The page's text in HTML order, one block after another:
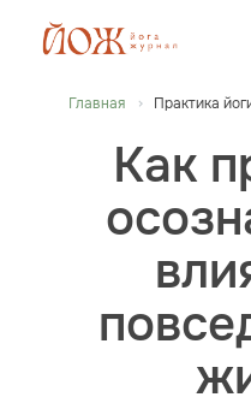
Главная Практика
Как